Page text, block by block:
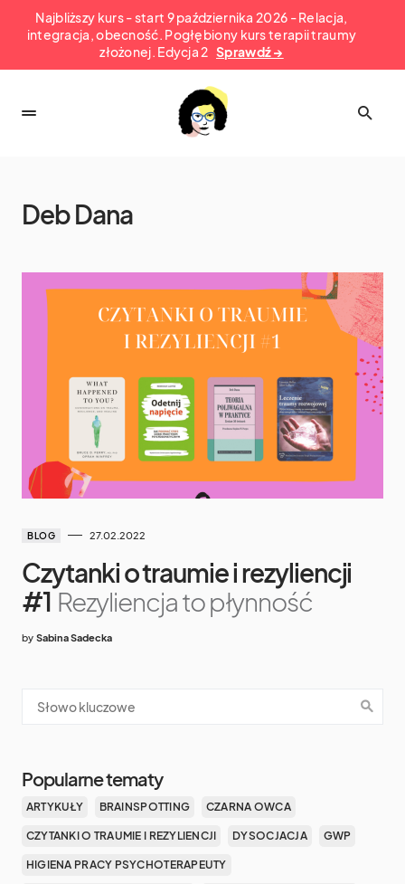
Najbliższy kurs - start 9 października 2026 - Relacja,
integracja, obecność. Pogłębiony kurs terapii traumy
złożonej. Edycja 2 Sprawdź →
Deb Dana
BLOG 27.02.2022
Czytanki o traumie i rezyliencji
#1 Rezyliencja to płynność
by Sabina Sadecka
Popularne tematy
ARTYKUŁY BRAINSPOTTING CZARNA OWCA
CZYTANKI O TRAUMIE I REZYLIENCJI DYSOCJACJA GWP
HIGIENA PRACY PSYCHOTERAPEUTY